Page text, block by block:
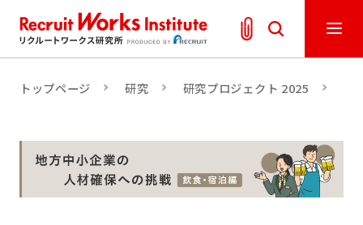
トップページ 研究 研究プロジェクト 2025